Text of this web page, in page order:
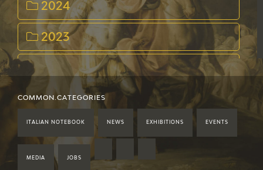
2024
2023
2022
2021
2019
COMMON.CATEGORIES
ITALIAN NOTEBOOK NEWS EXHIBITIONS EVENTS
MEDIA JOBS